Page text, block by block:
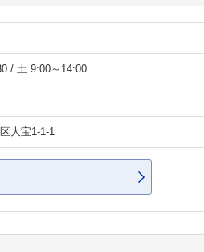
/ 土 9:00～14:00
大宝1-1-1